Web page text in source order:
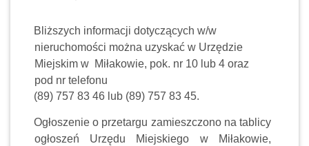
Bliższych informacji dotyczących w/w
nieruchomości można uzyskać w Urzędzie
Miejskim w
Miłakowie, pok. nr 10 lub 4 oraz
pod nr telefonu
(89) 757 83 46 lub (89) 757 83 45.
Ogłoszenie o przetargu zamieszczono na tablicy
ogłoszeń Urzędu Miejskiego w Miłakowie,